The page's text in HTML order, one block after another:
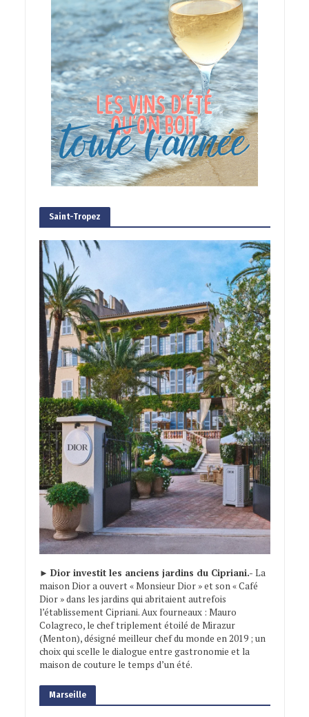
Saint-Tropez
► Dior investit les anciens jardins du Cipriani.- La
maison Dior a ouvert « Monsieur Dior » et son « Café
Dior » dans les jardins qui abritaient autrefois
l’établissement Cipriani. Aux fourneaux : Mauro
Colagreco, le chef triplement étoilé de Mirazur
(Menton), désigné meilleur chef du monde en 2019 ; un
choix qui scelle le dialogue entre gastronomie et la
maison de couture le temps d’un été.
Marseille